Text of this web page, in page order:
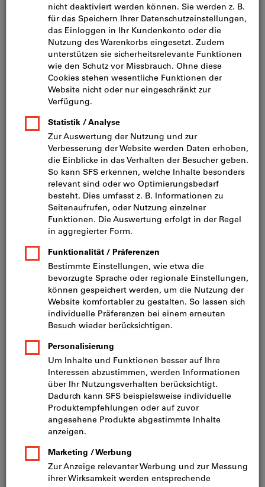
Bild zum Vergrößern anklicken
Preis pro 1 Stück
inkl. MwSt. zzgl. Versandkosten
Netto: CHF 10.50
Mindestbestellmenge: 10 Stück
Bestellschritt: 10 Stück
In den Warenkorb